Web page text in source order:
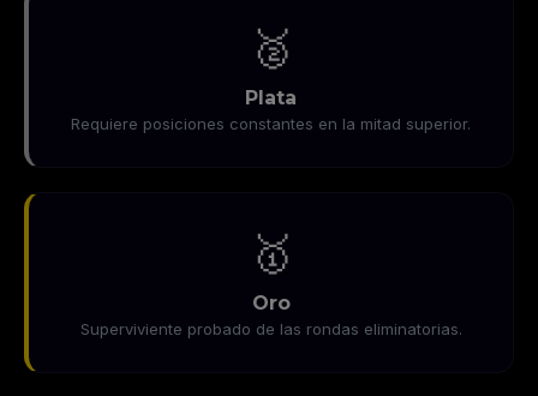
🥈
Plata
Requiere posiciones constantes en la mitad superior.
🥇
Oro
Superviviente probado de las rondas eliminatorias.